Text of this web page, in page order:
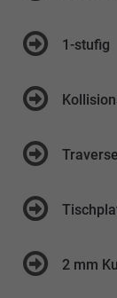
1-stufig
2 mm